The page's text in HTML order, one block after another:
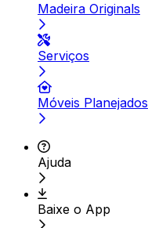
Madeira Originals
Serviços
Móveis Planejados
Ajuda
Baixe o App